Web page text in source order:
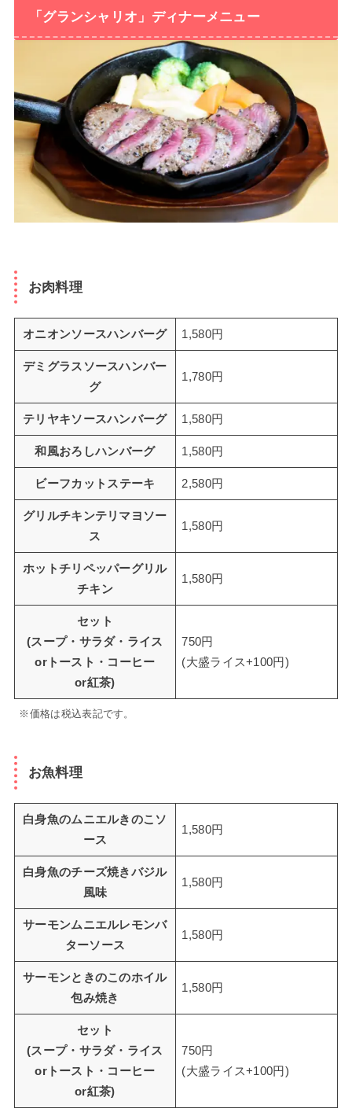
「グランシャリオ」ディナーメニュー
お肉料理
オニオンソースハンバーグ 1,580円
デミグラスソースハンバー
グ
1,780円
テリヤキソースハンバーグ 1,580円
和風おろしハンバーグ 1,580円
ビーフカットステーキ 2,580円
グリルチキンテリマヨソー
ス
1,580円
ホットチリペッパーグリル
チキン
1,580円
セット
(スープ・サラダ・ライス
orトースト・コーヒー
or紅茶)
750円
(大盛ライス+100円)
※価格は税込表記です。
お魚料理
白身魚のムニエルきのこソ
ース
1,580円
白身魚のチーズ焼きバジル
風味
1,580円
サーモンムニエルレモンバ
ターソース
1,580円
サーモンときのこのホイル
包み焼き
1,580円
セット
(スープ・サラダ・ライス
orトースト・コーヒー
or紅茶)
750円
(大盛ライス+100円)